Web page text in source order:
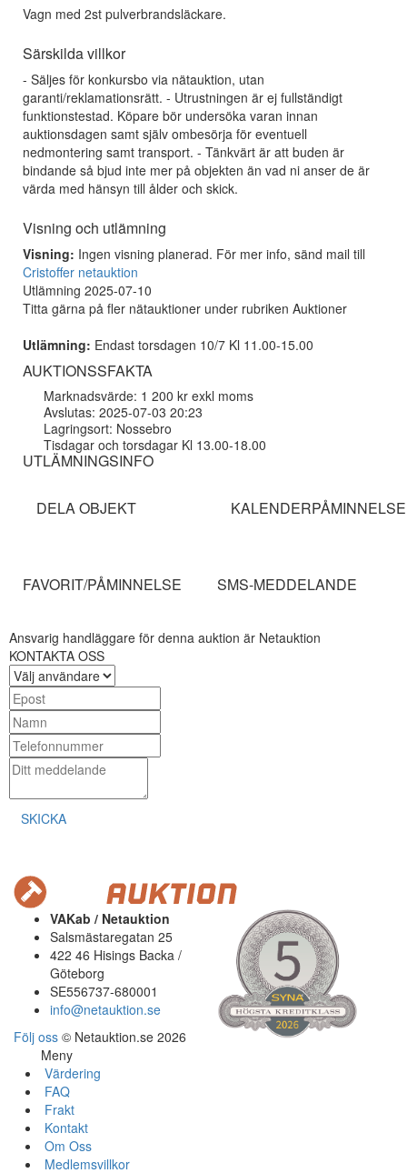
Vagn med 2st pulverbrandsläckare.
Särskilda villkor
- Säljes för konkursbo via nätauktion, utan
garanti/reklamationsrätt. - Utrustningen är ej fullständigt
funktionstestad. Köpare bör undersöka varan innan
auktionsdagen samt själv ombesörja för eventuell
nedmontering samt transport. - Tänkvärt är att buden är
bindande så bjud inte mer på objekten än vad ni anser de är
värda med hänsyn till ålder och skick.
Visning och utlämning
Visning: Ingen visning planerad. För mer info, sänd mail till
Cristoffer netauktion
Utlämning 2025-07-10
Titta gärna på fler nätauktioner under rubriken Auktioner
Utlämning: Endast torsdagen 10/7 Kl 11.00-15.00
AUKTIONSSFAKTA
Marknadsvärde: 1 200 kr exkl moms
Avslutas: 2025-07-03 20:23
Lagringsort: Nossebro
Tisdagar och torsdagar Kl 13.00-18.00
UTLÄMNINGSINFO
DELA OBJEKT KALENDERPÅMINNELSE
FAVORIT/PÅMINNELSE SMS-MEDDELANDE
Ansvarig handläggare för denna auktion är Netauktion
KONTAKTA OSS
SKICKA
VAKab / Netauktion
Salsmästaregatan 25
422 46 Hisings Backa /
Göteborg
SE556737-680001
info@netauktion.se
Följ oss © Netauktion.se 2026
Meny
Värdering
FAQ
Frakt
Kontakt
Om Oss
Medlemsvillkor